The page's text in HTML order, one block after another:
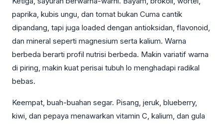
paprika, kubis ungu, dan tomat bukan Cuma cantik
dipandang, tapi juga loaded dengan antioksidan, flavonoid,
dan mineral seperti magnesium serta kalium. Warna
berbeda berarti profil nutrisi berbeda. Makin variatif warna
di piring, makin kuat perisai tubuh lo menghadapi radikal
bebas.
Keempat, buah-buahan segar. Pisang, jeruk, blueberry,
kiwi, dan pepaya menawarkan vitamin C, kalium, dan gula